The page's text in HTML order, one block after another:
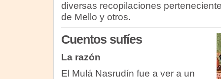
diversas recopilaciones
de Mello y otros.
Cuentos sufíes
La razón
El Mulá Nasrudín fue a ver a un